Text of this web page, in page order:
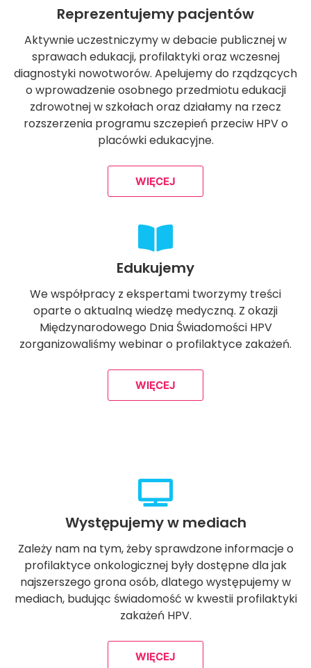
Reprezentujemy pacjentów
Aktywnie uczestniczymy w debacie publicznej w
sprawach edukacji, profilaktyki oraz wczesnej
diagnostyki nowotworów. Apelujemy do rządzących
o wprowadzenie osobnego przedmiotu edukacji
zdrowotnej w szkołach oraz działamy na rzecz
rozszerzenia programu szczepień przeciw HPV o
placówki edukacyjne.
WIĘCEJ
Edukujemy
We współpracy z ekspertami tworzymy treści
oparte o aktualną wiedzę medyczną. Z okazji
Międzynarodowego Dnia Świadomości HPV
zorganizowaliśmy webinar o profilaktyce zakażeń.
WIĘCEJ
Występujemy w mediach
Zależy nam na tym, żeby sprawdzone informacje o
profilaktyce onkologicznej były dostępne dla jak
najszerszego grona osób, dlatego występujemy w
mediach, budując świadomość w kwestii profilaktyki
zakażeń HPV.
WIĘCEJ